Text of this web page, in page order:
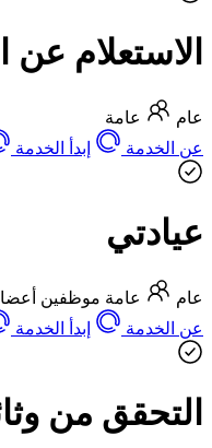
الاستعلام عن
عام
عامة
عن الخدمة
إبدأ الخدمة
عيادتي
عام عامة موظفين
عن الخدمة
إبدأ الخدمة
التحقق من